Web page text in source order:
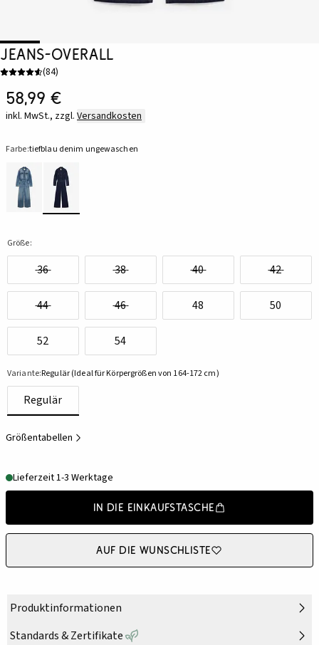
Jeans-Overall
(84)
58,99 €
inkl. MwSt., zzgl. Versandkosten
Farbe:tiefblau denim ungewaschen
Größe:
36 38 40 42
44 46 48 50
52 54
Variante:Regulär (Ideal für Körpergrößen von 164-172 cm)
Regulär
Größentabellen
Lieferzeit 1-3 Werktage
In die Einkaufstasche
Auf die Wunschliste
Produktinformationen
Standards & Zertifikate